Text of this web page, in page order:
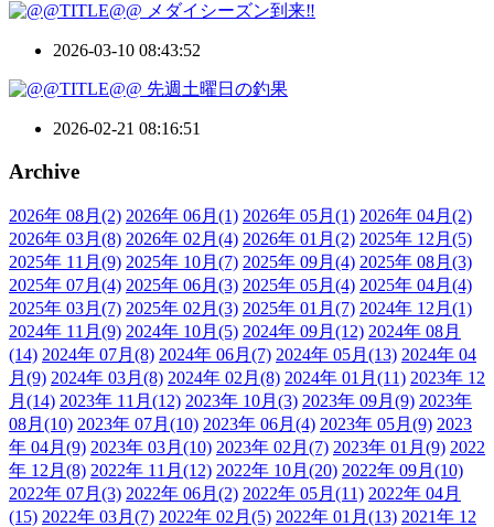
メダイシーズン到来‼️
2026-03-10 08:43:52
先週土曜日の釣果
2026-02-21 08:16:51
Archive
2026年 08月 (2) 2026年 06月 (1) 2026年 05月 (1) 2026年 04月 (2)
2026年 03月 (8) 2026年 02月 (4) 2026年 01月 (2) 2025年 12月 (5)
2025年 11月 (9) 2025年 10月 (7) 2025年 09月 (4) 2025年 08月 (3)
2025年 07月 (4) 2025年 06月 (3) 2025年 05月 (4) 2025年 04月 (4)
2025年 03月 (7) 2025年 02月 (3) 2025年 01月 (7) 2024年 12月 (1)
2024年 11月 (9) 2024年 10月 (5) 2024年 09月 (12) 2024年 08月
(14) 2024年 07月 (8) 2024年 06月 (7) 2024年 05月 (13) 2024年 04
月 (9) 2024年 03月 (8) 2024年 02月 (8) 2024年 01月 (11) 2023年 12
月 (14) 2023年 11月 (12) 2023年 10月 (3) 2023年 09月 (9) 2023年
08月 (10) 2023年 07月 (10) 2023年 06月 (4) 2023年 05月 (9) 2023
年 04月 (9) 2023年 03月 (10) 2023年 02月 (7) 2023年 01月 (9) 2022
年 12月 (8) 2022年 11月 (12) 2022年 10月 (20) 2022年 09月 (10)
2022年 07月 (3) 2022年 06月 (2) 2022年 05月 (11) 2022年 04月
(15) 2022年 03月 (7) 2022年 02月 (5) 2022年 01月 (13) 2021年 12